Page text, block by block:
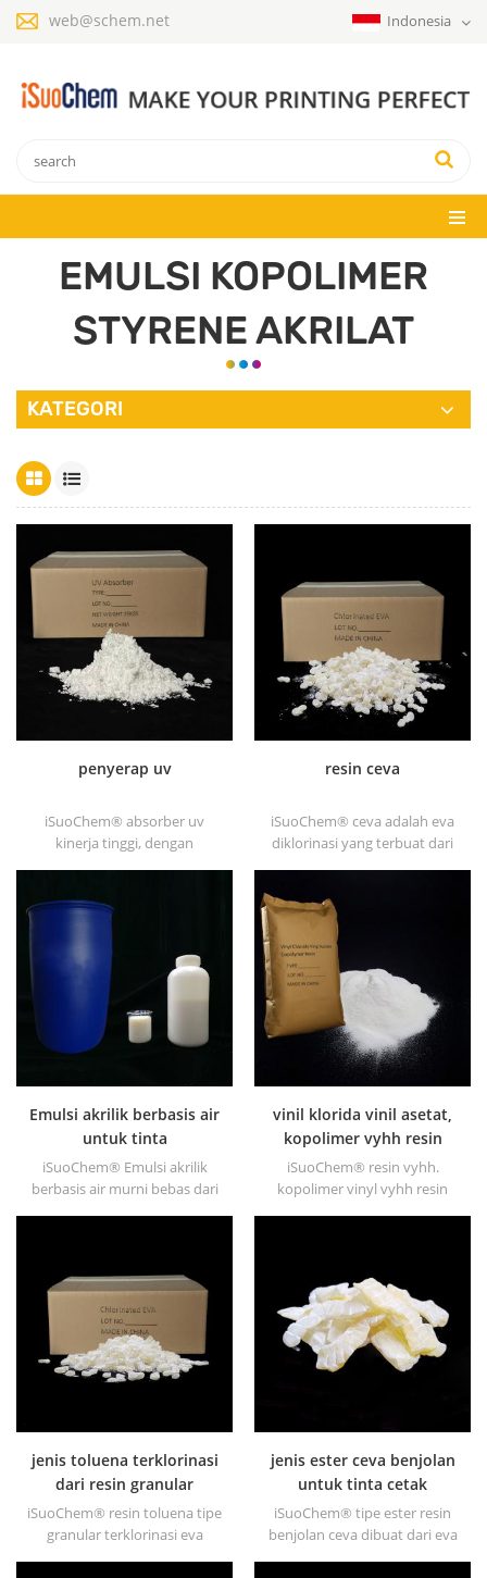
web@schem.net Indonesia
EMULSI KOPOLIMER
STYRENE AKRILAT
KATEGORI
penyerap uv
iSuoChem® absorber uv
kinerja tinggi, dengan
penyerapan uv yang baik,
peliharaan, pom, poliamida,
ppe, pu termoplastik dan
serat pu dll
resin ceva
iSuoChem® ceva adalah eva
diklorinasi yang terbuat dari
organik seperti toluena, ester,
Emulsi akrilik berbasis air
untuk tinta
iSuoChem® Emulsi akrilik
berbasis air murni bebas dari
vinil klorida vinil asetat,
kopolimer vyhh resin
iSuoChem® resin vyhh.
kopolimer vinyl vyhh resin
resin molekul tinggi (berat
molekul 27000).
jenis toluena terklorinasi
dari resin granular
iSuoChem® resin toluena tipe
granular terklorinasi eva
jenis ester ceva benjolan
untuk tinta cetak
iSuoChem® tipe ester resin
benjolan ceva dibuat dari eva